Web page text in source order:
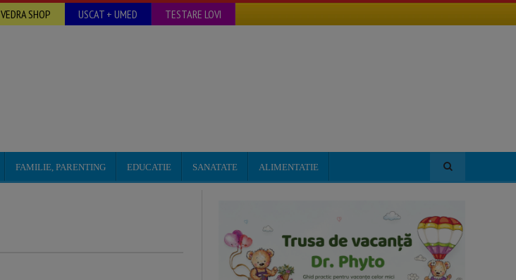
VEDRA SHOP USCAT + UMED TESTARE LOVI
FAMILIE, PARENTING EDUCATIE SANATATE ALIMENTATIE